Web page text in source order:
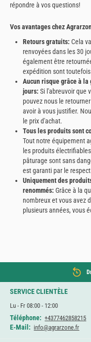
répondre à vos questions!
Vos avantages chez
Retours gratuits: Cela
renvoyées dans les 30
également être
expédition sont
Aucun risque grâce à
jours: Si l'abreuvoir que
pouvez nous le
avoir à vous justifier.
le prix d'achat.
Tous les produits sont
Tout notre équipement
les produits
pâturage sont sans
est garanti par le
Uniquement des
renommés: Grâce à la
nombreux et vous avez
plusieurs années, vous
SERVICE CLIENTÈLE
Lu - Fr 08:00 - 12:00
Téléphone: +4377462858215
E-Mail: info@agrarzone.fr